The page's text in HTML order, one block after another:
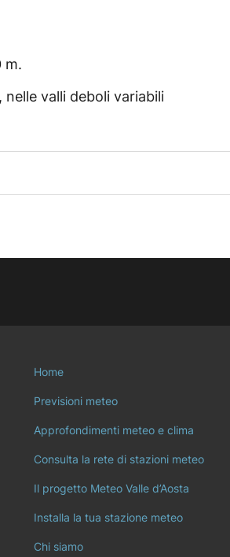
m.
valli deboli variabili
Home
Previsioni meteo
Approfondimenti meteo e clima
Consulta la rete di stazioni meteo
Il progetto Meteo Valle d’Aosta
Installa la tua stazione meteo
Chi siamo